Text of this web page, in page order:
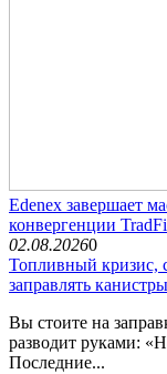
Edenex завершает
конвергенции
02.08.20260
Топливный кризис,
заправлять канистры
Вы стоите на
разводит руками:
Последние...